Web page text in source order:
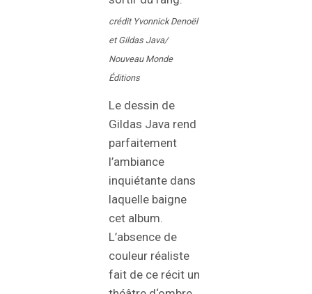
crédit Yvonnick Denoël
et Gildas Java/
Nouveau Monde
Éditions
Le dessin de
Gildas Java rend
parfaitement
l’ambiance
inquiétante dans
laquelle baigne
cet album.
L’absence de
couleur réaliste
fait de ce récit un